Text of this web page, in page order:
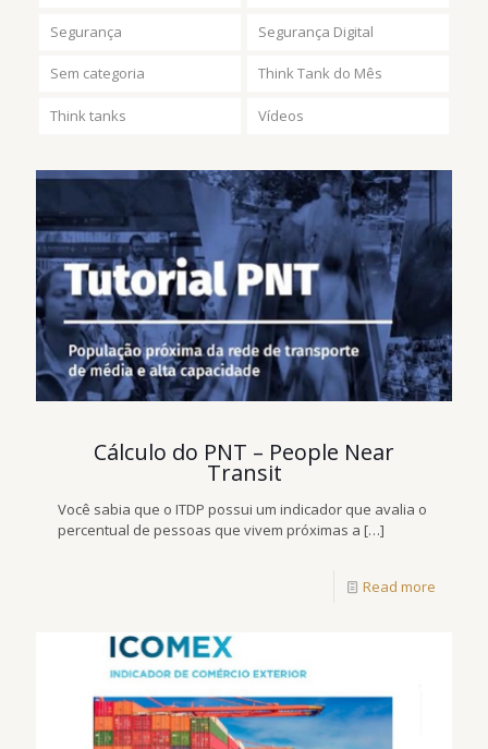
Segurança Segurança Digital
Sem categoria Think Tank do Mês
Think tanks Vídeos
Cálculo do PNT – People Near
Transit
Você sabia que o ITDP possui um indicador que avalia o
percentual de pessoas que vivem próximas a […]
Read more